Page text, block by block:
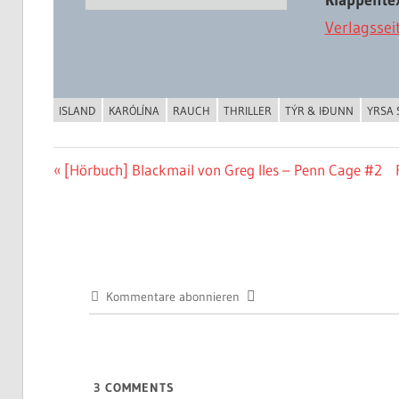
BUCHIGES
ISLAND KARÓLÍNA RAUCH THRILLER TÝR & IÐUNN YRSA
Beitragsnavigation
Vorheriger
[Hörbuch] Blackmail von Greg Iles – Penn Cage #2
Kommentare abonnieren
3 COMMENTS